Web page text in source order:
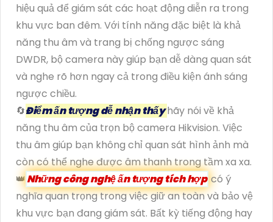
hiệu quả để giám sát các hoạt động diễn ra trong
khu vực ban đêm. Với tính năng đặc biệt là khả
năng thu âm và trang bị chống ngược sáng
DWDR, bộ camera này giúp bạn dễ dàng quan sát
và nghe rõ hơn ngay cả trong điều kiện ánh sáng
ngược chiều.
🔄Điểm ấn tượng dễ nhận thấyhãy nói về khả
năng thu âm của trọn bộ camera Hikvision. Việc
thu âm giúp bạn không chỉ quan sát hình ảnh mà
còn có thể nghe được âm thanh trong tầm xa xa.
👑 Những công nghệ ấn tượng tích hợp có ý
nghĩa quan trọng trong việc giữ an toàn và bảo vệ
khu vực bạn đang giám sát. Bất kỳ tiếng động hay